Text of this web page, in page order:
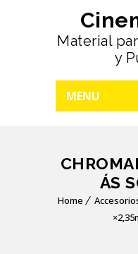
Material
y
MENU
ÁS
Home